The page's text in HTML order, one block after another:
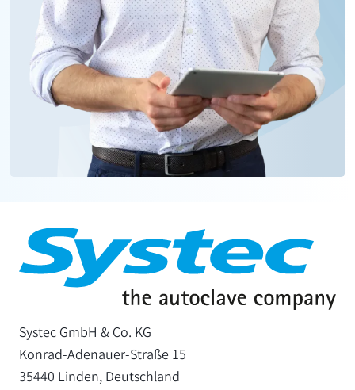
Systec GmbH & Co. KG
Konrad-Adenauer-Straße 15
35440 Linden, Deutschland